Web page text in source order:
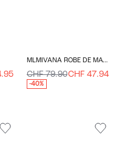
MLMIVANA ROBE DE MATERNITÉ
CHF 79.90CHF 47.94
-40%